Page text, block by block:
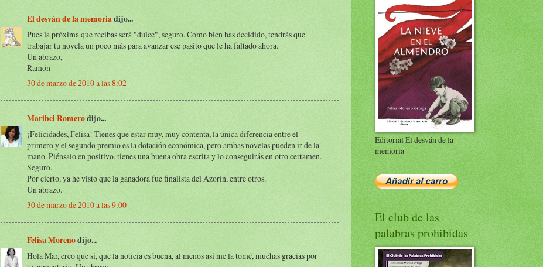
El desván de la memoriadijo...
Pues la próxima que recibas será "dulce", seguro. Como bien has decidido, tendrás que
trabajar tu novela un poco más para avanzar ese pasito que le ha faltado ahora.
Un abrazo,
Ramón
30 de marzo de 2010 a las 8:02
Maribel Romerodijo...
¡Felicidades, Felisa! Tienes que estar muy, muy contenta, la única diferencia entre el
primero y el segundo premio es la dotación económica, pero ambas novelas pueden ir de la
mano. Piénsalo en positivo, tienes una buena obra escrita y lo conseguirás en otro certamen.
Seguro.
Por cierto, ya he visto que la ganadora fue finalista del Azorín, entre otros.
Un abrazo.
30 de marzo de 2010 a las 9:00
Felisa Morenodijo...
Hola Mar, creo que sí, que la noticia es buena, al menos así me la tomé, muchas gracias por
Editorial El desván de la
memoria
El club de las
palabras prohibidas